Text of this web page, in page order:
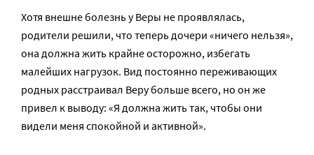
Хотя внешне болезнь у Веры не проявлялась,
родители решили, что теперь дочери «ничего нельзя»,
она должна жить крайне осторожно, избегать
малейших нагрузок. Вид постоянно переживающих
родных расстраивал Веру больше всего, но он же
привел к выводу: «Я должна жить так, чтобы они
видели меня спокойной и активной».